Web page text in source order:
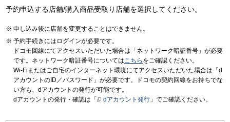
予約申込する店舗/購入商品受取り店舗を選択してください。
申し込み後に店舗を変更することはできません。
予約手続きにはログインが必要です。
ドコモ回線にてアクセスいただいた場合は「ネットワーク暗証番号」が必要
です。ネットワーク暗証番号についてはこちら をご確認ください。
Wi-Fiまたはご自宅のインターネット環境にてアクセスいただいた場合は「d
アカウントのID／パスワード」が必要です。ドコモの契約回線をお持ちでな
い方も、dアカウントの発行が可能です。
dアカウントの発行・確認は「
dアカウント発行 」でご確認ください。